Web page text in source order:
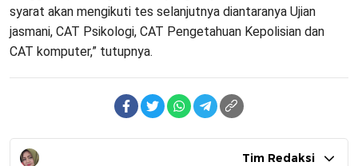
syarat akan mengikuti tes selanjutnya diantaranya Ujian
jasmani, CAT Psikologi, CAT Pengetahuan Kepolisian dan
CAT komputer,” tutupnya.
Tim Redaksi